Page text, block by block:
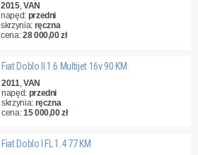
2015,VAN
napęd: przedni
skrzynia: ręczna
cena:28 000,00 zł
Fiat Doblo II 1.6 Multijet 16v 90 KM
2011,VAN
napęd: przedni
skrzynia: ręczna
cena:15 000,00 zł
Fiat Doblo I FL 1.4 77 KM